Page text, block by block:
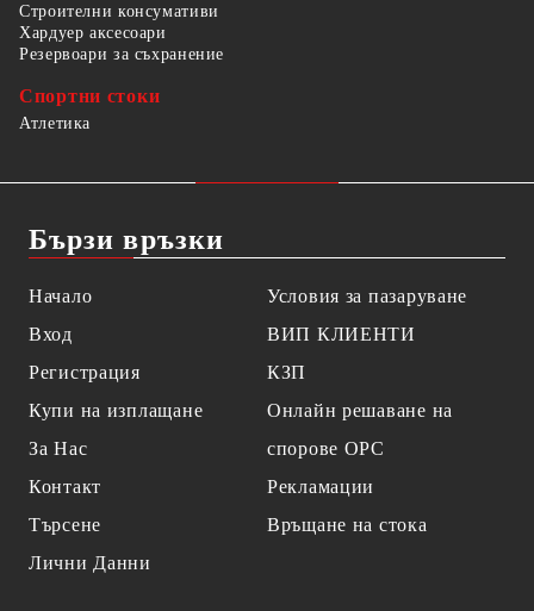
Строителни консумативи
Хардуер аксесоари
Резервоари за съхранение
Спортни стоки
Атлетика
Бързи връзки
Начало
Вход
Регистрация
Купи на изплащане
За Нас
Контакт
Търсене
Лични Данни
Условия за пазаруване
ВИП КЛИЕНТИ
КЗП
Онлайн решаване на
спорове OPC
Рекламации
Връщане на стока